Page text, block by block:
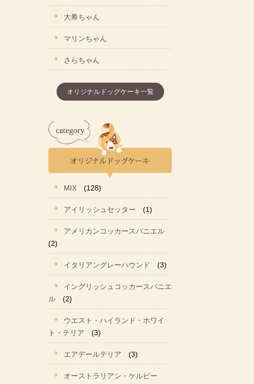
大希ちゃん
マリンちゃん
さらちゃん
オリジナルドッグケーキ一覧
MIX (128)
アイリッシュセッター (1)
アメリカンコッカースパニエル
(2)
イタリアングレーハウンド (3)
イングリッシュコッカースパニエ
ル
(2)
ウエスト・ハイランド・ホワイ
ト・テリア
(3)
エアデールテリア (3)
オーストラリアン・ケルピー